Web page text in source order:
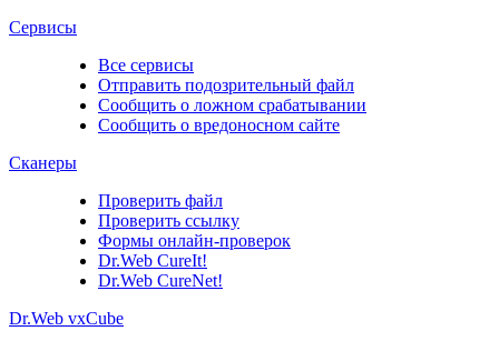
Сервисы
Все сервисы
Отправить подозрительный файл
Сообщить о ложном срабатывании
Сообщить о вредоносном сайте
Сканеры
Проверить файл
Проверить ссылку
Формы онлайн-проверок
Dr.Web CureIt!
Dr.Web CureNet!
Dr.Web vxCube